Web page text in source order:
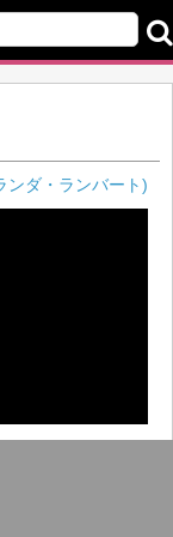
ンダ・ランバート)